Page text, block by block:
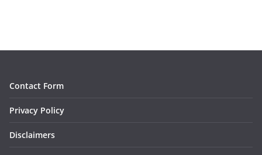
Contact Form
Privacy Policy
Disclaimers